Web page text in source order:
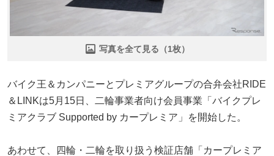
写真を全て見る（1枚）
バイク王＆カンパニーとプレミアグループの合弁会社RIDE
＆LINKは5月15日、二輪事業者向け会員事業「バイクプレ
ミアクラブ Supported by カープレミア」を開始した。
あわせて、四輪・二輪を取り扱う検証店舗「カープレミア